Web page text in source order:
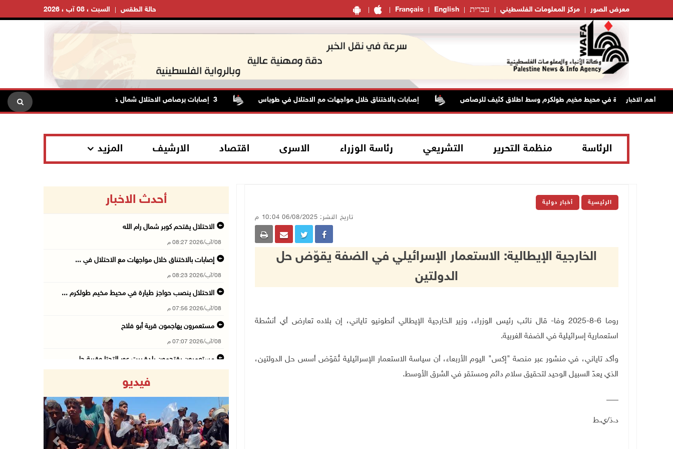
Français English עברית مركز المعلومات الفلسطيني معرض الصور السبت ، 08 آب ، 2026 حالة الطقس
أهم الاخبار
ينصب حواجز طيارة في محيط مخيم طولكرم وسط اطلاق كثيف للرصاص إصابات بالاختناق خلال مواجهات مع الاحتلال في طوباس الاحتلال ينصب
الرئاسة منظمة التحرير التشريعي رئاسة الوزراء الاسرى اقتصاد الارشيف المزيد
الرئيسية أخبار دولية
تاريخ النشر: 06/08/2025 10:04 م
الخارجية الإيطالية: الاستعمار الإسرائيلي في الضفة يقوّض حل
الدولتين
روما 6-8-2025 وفا- قال نائب رئيس الوزراء، وزير الخارجية الإيطالي أنطونيو تاياني، إن بلاده تعارض أي أنشطة
استعمارية إسرائيلية في الضفة الغربية.
وأكد تاياني، في منشور عبر منصة "إكس" اليوم الأربعاء، أن سياسة الاستعمار الإسرائيلية تُقوّض أسس حل الدولتين،
الذي يعدّ السبيل الوحيد لتحقيق سلام دائم ومستقر في الشرق الأوسط.
___
د.ذ/ي.ط
أحدث الاخبار
الاحتلال يقتحم كوبر شمال رام الله
08/آب/2026 08:27 م
إصابات بالاختناق خلال مواجهات مع الاحتلال في ...
08/آب/2026 08:23 م
الاحتلال ينصب حواجز طيارة في محيط مخيم طولكرم ...
08/آب/2026 07:56 م
مستعمرون يهاجمون قرية أبو فلاح
08/آب/2026 07:07 م
مستعمرون يقتحمون بلدة بيت عور التحتا وقرية جل ...
08/آب/2026 06:25 م
شعراء غزة يوثقون النزوح والفقد بقصائد من الخي ...
08/آب/2026 06:23 م
فيديو
Previous Next